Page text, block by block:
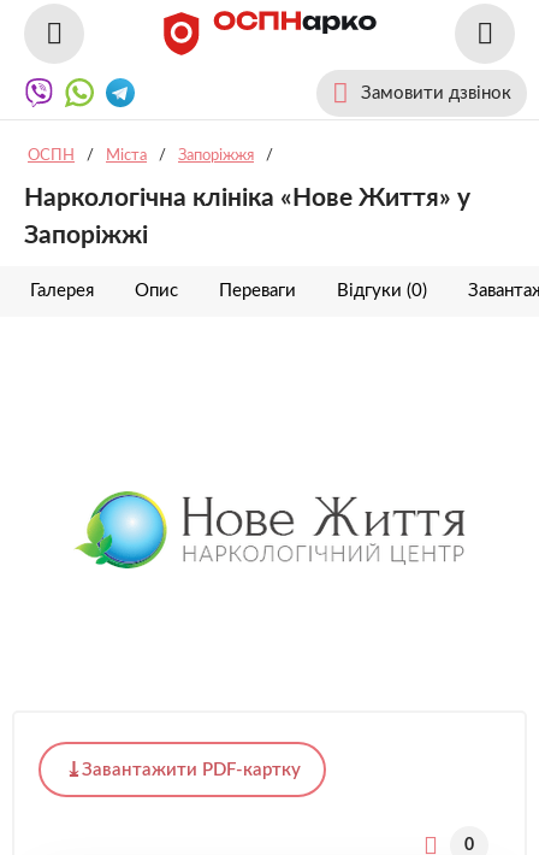
Замовити дзвінок
ОСПН / Міста / Запоріжжя /
Наркологічна клініка «Нове Життя» у
Запоріжжі
Галерея Опис Переваги Відгуки (0)
Завантажити PDF-картку
0